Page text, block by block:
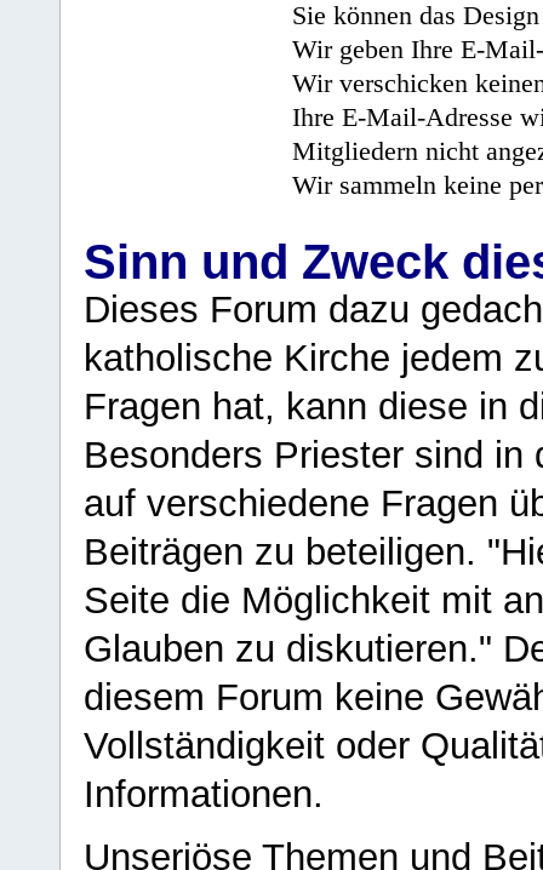
Sie können das
Wir geben Ihre E-
Wir verschicken
Ihre E-Mail-Adresse
Mitgliedern nicht
Wir sammeln keine
Sinn und Zweck
Dieses Forum dazu
katholische Kirche jedem
Fragen hat, kann diese in
Besonders Priester sind in
auf verschiedene Fragen
Beiträgen zu beteiligen.
Seite die Möglichkeit mit
Glauben zu diskutieren."
diesem Forum keine
Vollständigkeit oder
Informationen.
Unseriöse Themen und